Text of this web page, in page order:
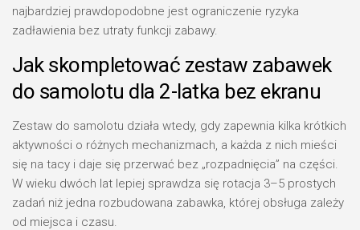
najbardziej prawdopodobne jest ograniczenie ryzyka
zadławienia bez utraty funkcji zabawy.
Jak skompletować zestaw zabawek
do samolotu dla 2-latka bez ekranu
Zestaw do samolotu działa wtedy, gdy zapewnia kilka krótkich
aktywności o różnych mechanizmach, a każda z nich mieści
się na tacy i daje się przerwać bez „rozpadnięcia” na części.
W wieku dwóch lat lepiej sprawdza się rotacja 3–5 prostych
zadań niż jedna rozbudowana zabawka, której obsługa zależy
od miejsca i czasu.